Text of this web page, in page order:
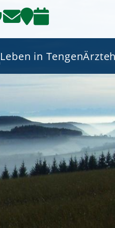
Leben in Tengen